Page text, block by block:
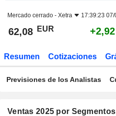
Mercado cerrado - Xetra 17:39:23
62,08 EUR
Resumen Cotizaciones
Previsiones de los Analistas
Ventas 2025 por